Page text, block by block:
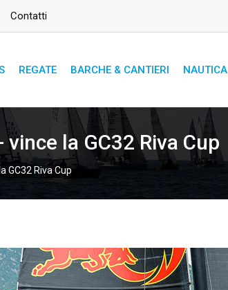
Contatti
REGATE BARCHE & CANTIERI NAUTICA
la GC32 Riva Cup
GC32 Riva Cup